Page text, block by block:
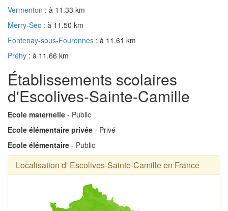
Vermenton : à 11.33 km
Merry-Sec : à 11.50 km
Fontenay-sous-Fouronnes : à 11.61 km
Préhy : à 11.66 km
Établissements scolaires
d'Escolives-Sainte-Camille
Ecole maternelle - Public
Ecole élémentaire privée - Privé
Ecole élémentaire - Public
Localisation d' Escolives-Sainte-Camille en France